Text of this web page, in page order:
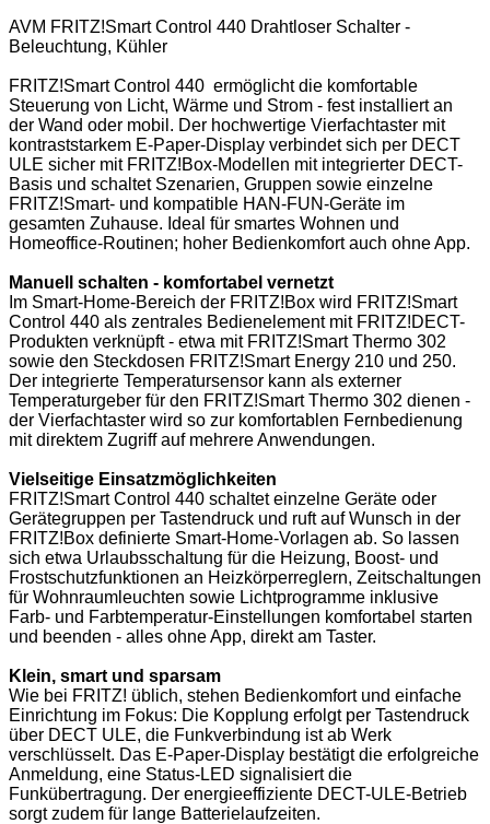
AVM FRITZ!Smart Control 440 Drahtloser Schalter -
Beleuchtung, Kühler
FRITZ!Smart Control 440 ermöglicht die komfortable
Steuerung von Licht, Wärme und Strom - fest installiert an
der Wand oder mobil. Der hochwertige Vierfachtaster mit
kontraststarkem E-Paper-Display verbindet sich per DECT
ULE sicher mit FRITZ!Box-Modellen mit integrierter DECT-
Basis und schaltet Szenarien, Gruppen sowie einzelne
FRITZ!Smart- und kompatible HAN-FUN-Geräte im
gesamten Zuhause. Ideal für smartes Wohnen und
Homeoffice-Routinen; hoher Bedienkomfort auch ohne App.
Manuell schalten - komfortabel vernetzt
Im Smart-Home-Bereich der FRITZ!Box wird FRITZ!Smart
Control 440 als zentrales Bedienelement mit FRITZ!DECT-
Produkten verknüpft - etwa mit FRITZ!Smart Thermo 302
sowie den Steckdosen FRITZ!Smart Energy 210 und 250.
Der integrierte Temperatursensor kann als externer
Temperaturgeber für den FRITZ!Smart Thermo 302 dienen -
der Vierfachtaster wird so zur komfortablen Fernbedienung
mit direktem Zugriff auf mehrere Anwendungen.
Vielseitige Einsatzmöglichkeiten
FRITZ!Smart Control 440 schaltet einzelne Geräte oder
Gerätegruppen per Tastendruck und ruft auf Wunsch in der
FRITZ!Box definierte Smart-Home-Vorlagen ab. So lassen
sich etwa Urlaubsschaltung für die Heizung, Boost- und
Frostschutzfunktionen an Heizkörperreglern, Zeitschaltungen
für Wohnraumleuchten sowie Lichtprogramme inklusive
Farb- und Farbtemperatur-Einstellungen komfortabel starten
und beenden - alles ohne App, direkt am Taster.
Klein, smart und sparsam
Wie bei FRITZ! üblich, stehen Bedienkomfort und einfache
Einrichtung im Fokus: Die Kopplung erfolgt per Tastendruck
über DECT ULE, die Funkverbindung ist ab Werk
verschlüsselt. Das E-Paper-Display bestätigt die erfolgreiche
Anmeldung, eine Status-LED signalisiert die
Funkübertragung. Der energieeffiziente DECT-ULE-Betrieb
sorgt zudem für lange Batterielaufzeiten.